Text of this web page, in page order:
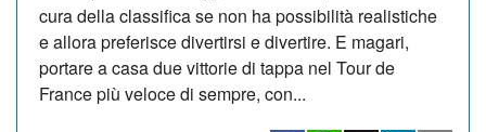
cura della classifica se non ha possibilità realistiche
e allora preferisce divertirsi e divertire. E magari,
portare a casa due vittorie di tappa nel Tour de
France più veloce di sempre, con...